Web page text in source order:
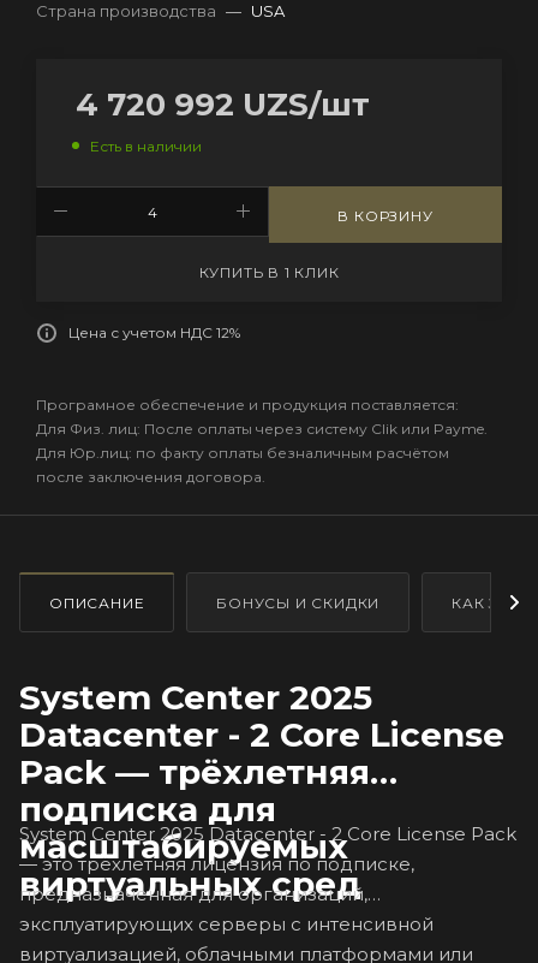
Страна производства — USA
4 720 992 UZS/шт
Есть в наличии
В КОРЗИНУ
КУПИТЬ В 1 КЛИК
Цена с учетом НДС 12%
Програмное обеспечение и продукция поставляется:
Для Физ. лиц: После оплаты через систему Clik или Payme.
Для Юр.лиц: по факту оплаты безналичным расчётом
после заключения договора.
ОПИСАНИЕ БОНУСЫ И СКИДКИ КАК
System Center 2025
Datacenter - 2 Core License
Pack — трёхлетняя
подписка для
масштабируемых
виртуальных сред
System Center 2025 Datacenter - 2 Core License Pack
— это трёхлетняя лицензия по подписке,
предназначенная для организаций,
эксплуатирующих серверы с интенсивной
виртуализацией, облачными платформами или